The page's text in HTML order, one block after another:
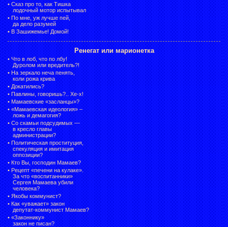
• Сказ про то, как Тишка
лодочный мотор испытывал
• По мне, уж лучше пей,
да дело разумей
• В Зашижемье! Домой!
Ренегат или марионетка
• Что в лоб, что по лбу!
Дуролом или вредитель?!
• На зеркало неча пенять,
коли рожа крива
• Докатились?
• Павлины, говоришь?.. Хе-х!
• Мамаевские «засланцы»?
• «Мамаевская идеология» –
ложь и демагогия?
• Со скамьи подсудимых —
в кресло главы
администрации?
• Политическая проституция,
спекуляция и имитация
оппозиции?
• Кто Вы, господин Мамаев?
• Рецепт «печени на кулаке».
За что «воспитанники»
Сергея Мамаева убили
человека?
• Якобы коммунист?
• Как «уважает» закон
депутат-коммунист Мамаев?
• «Законнику»
закон не писан?